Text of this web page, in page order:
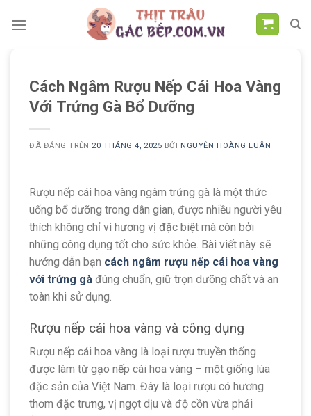
đến
Cách Ngâm Rượu Nếp Cái Hoa Vàng
Với Trứng Gà Bổ Dưỡng
ĐÃ ĐĂNG TRÊN 20 THÁNG 4, 2025 BỞI NGUYỄN HOÀNG LUÂN
Rượu nếp cái hoa vàng ngâm trứng gà là một thức
uống bổ dưỡng trong dân gian, được nhiều người yêu
thích không chỉ vì hương vị đặc biệt mà còn bởi
những công dụng tốt cho sức khỏe. Bài viết này sẽ
hướng dẫn bạn cách ngâm rượu nếp cái hoa vàng
với trứng gà đúng chuẩn, giữ trọn dưỡng chất và an
toàn khi sử dụng.
Rượu nếp cái hoa vàng và công dụng
Rượu nếp cái hoa vàng là loại rượu truyền thống
được làm từ gạo nếp cái hoa vàng – một giống lúa
đặc sản của Việt Nam. Đây là loại rượu có hương
thơm đặc trưng, vị ngọt dịu và độ cồn vừa phải